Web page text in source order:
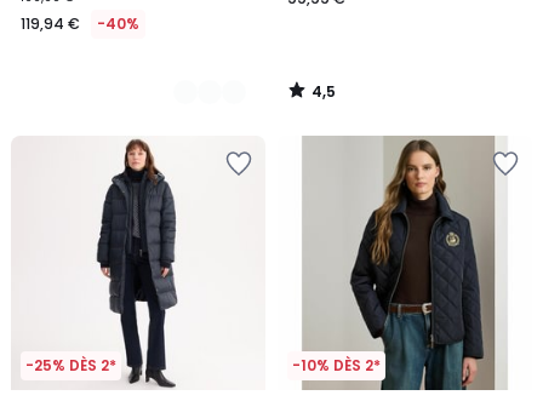
119,94 € -40%
4,5
/
-25% DÈS 2* -10% DÈS 2*